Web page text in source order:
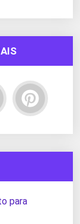
para